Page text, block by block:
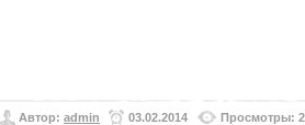
Автор: admin 03.02.2014 Просмотры: